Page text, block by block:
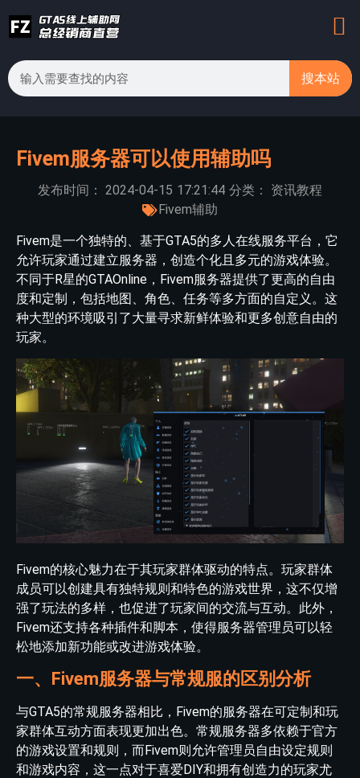
搜本站
Fivem服务器可以使用辅助吗
发布时间： 2024-04-15 17:21:44 分类：
资讯教程
Fivem辅助
Fivem是一个独特的、基于GTA5的多人在线服务平台，它
允许玩家通过建立服务器，创造个化且多元的游戏体验。
不同于R星的GTAOnline，Fivem服务器提供了更高的自由
度和定制，包括地图、角色、任务等多方面的自定义。这
种大型的环境吸引了大量寻求新鲜体验和更多创意自由的
玩家。
Fivem的核心魅力在于其玩家群体驱动的特点。玩家群体
成员可以创建具有独特规则和特色的游戏世界，这不仅增
强了玩法的多样，也促进了玩家间的交流与互动。此外，
Fivem还支持各种插件和脚本，使得服务器管理员可以轻
松地添加新功能或改进游戏体验。
一、Fivem服务器与常规服的区别分析
与GTA5的常规服务器相比，Fivem的服务器在可定制和玩
家群体互动方面表现更加出色。常规服务器多依赖于官方
的游戏设置和规则，而Fivem则允许管理员自由设定规则
和游戏内容，这一点对于喜爱DIY和拥有创造力的玩家尤